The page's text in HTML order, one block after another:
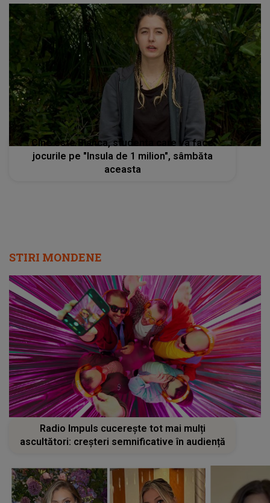
Cine este Bianca, studenta care va face
jocurile pe "Insula de 1 milion", sâmbăta
aceasta
STIRI MONDENE
Radio Impuls cucerește tot mai mulți
ascultători: creșteri semnificative în audiență